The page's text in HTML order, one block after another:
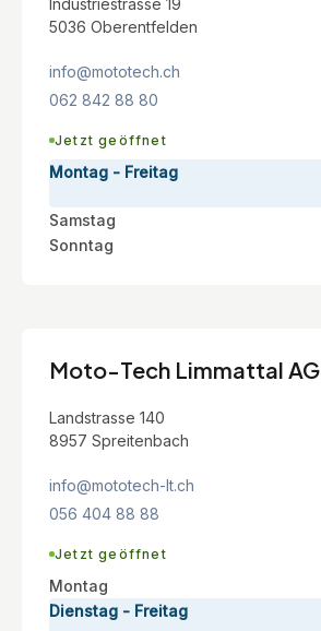
5036 Oberentfelden
info@mototech.ch
062 842 88 80
Jetzt geöffnet
Montag - Freitag
Samstag
Sonntag
Moto-Tech Limmattal AG
Landstrasse 140
8957 Spreitenbach
info@mototech-lt.ch
056 404 88 88
Jetzt geöffnet
Montag
Dienstag - Freitag